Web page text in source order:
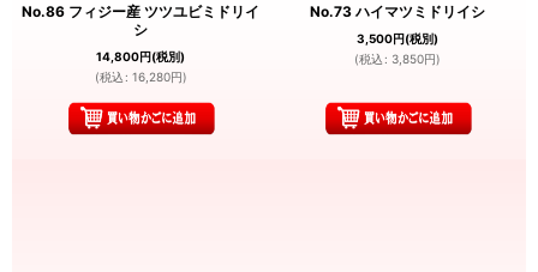
No.86 フィジー産 ツツユビミドリイ
シ
14,800円(税別)
(税込 : 16,280円)
No.73 ハイマツミドリイシ
3,500円(税別)
(税込 : 3,850円)